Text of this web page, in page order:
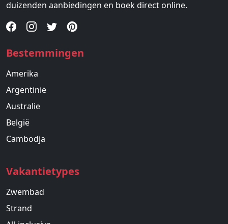
duizenden aanbiedingen en boek direct online.
Bestemmingen
Amerika
Argentinië
Australie
België
Cambodja
Vakantietypes
Zwembad
Strand